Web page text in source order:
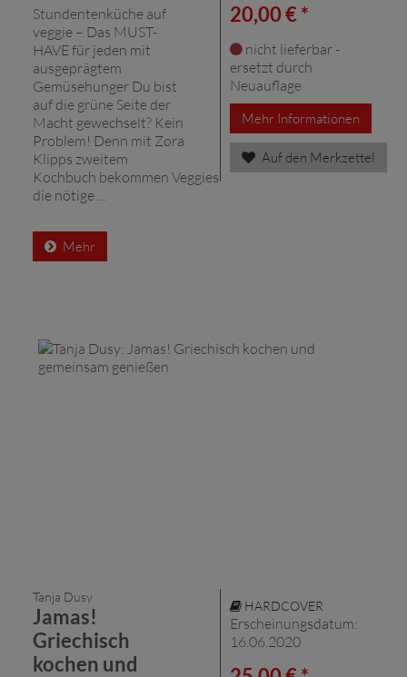
Stundentenküche auf
veggie – Das MUST-
HAVE für jeden mit
ausgeprägtem
Gemüsehunger Du bist
auf die grüne Seite der
Macht gewechselt? Kein
Problem! Denn mit Zora
Klipps zweitem
Kochbuch bekommen Veggies
die nötige ...
Mehr
20,00 € *
nicht lieferbar -
ersetzt durch
Neuauflage
Mehr Informationen
Auf den Merkzettel
Tanja Dusy
Jamas!
Griechisch
kochen und
HARDCOVER
Erscheinungsdatum:
16.06.2020